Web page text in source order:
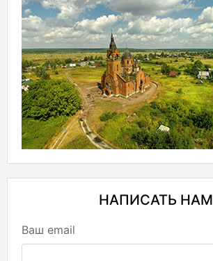
НАПИСАТЬ НАМ
Ваш email